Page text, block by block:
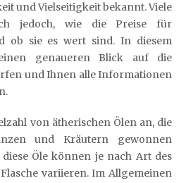
und Vielseitigkeit bekannt. Viele
jedoch, wie die Preise für
ob sie es wert sind. In diesem
genaueren Blick auf die
und Ihnen alle Informationen
von ätherischen Ölen an, die
und Kräutern gewonnen
Öle können je nach Art des
variieren. Im Allgemeinen